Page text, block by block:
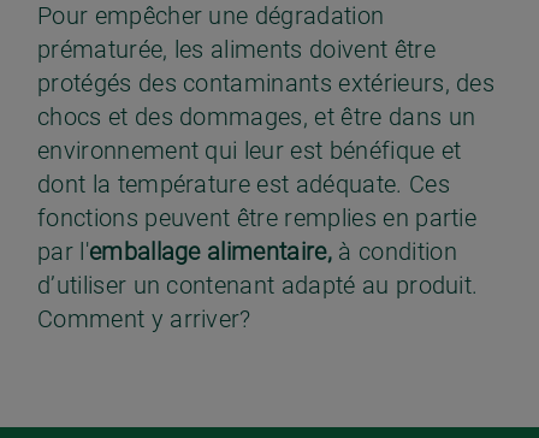
Pour empêcher une dégradation
prématurée, les aliments doivent être
protégés des contaminants extérieurs, des
chocs et des dommages, et être dans un
environnement qui leur est bénéfique et
dont la température est adéquate. Ces
fonctions peuvent être remplies en partie
par l'emballage alimentaire,à condition
d’utiliser un contenant adapté au produit.
Comment y arriver?